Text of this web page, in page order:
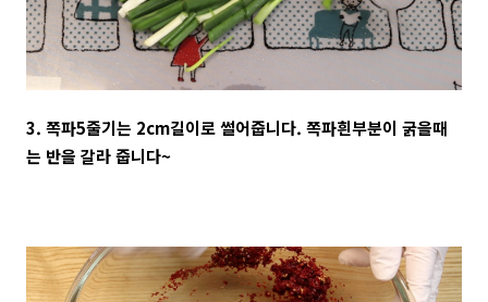
3. 쪽파5줄기는 2cm길이로 썰어줍니다. 쪽파흰부분이 굵을때
는 반을 갈라 줍니다~